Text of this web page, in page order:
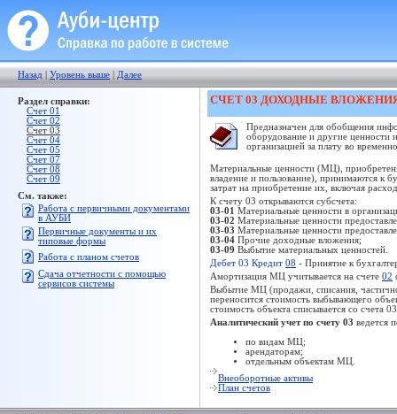
Назад Уровень выше Далее
Раздел справки:
Счет 01
Счет 02
Счет 03
Счет 04
Счет 05
Счет 07
Счет 08
Счет 09
См. также:
Работа с первичными документами
в АУБИ
Первичные документы и их
типовые формы
Работа с планом счетов
Сдача отчетности с помощью
сервисов системы
СЧЕТ 03 ДОХОДНЫЕ
Предназначен для обобщения
оборудование и другие
организацией за плату во
Материальные ценности (МЦ),
владение и пользование), принимаются к
затрат на приобретение их, включая
К счету 03 открываются субсчета:
03-01 Материальные ценности в
03-02 Материальные ценности
03-03 Материальные ценности
03-04 Прочие доходные вложения;
03-09 Выбытие материальных ценностей.
Дебет 03 Кредит 08 - Принятие к
Амортизация МЦ учитывается на счете 02
Выбытие МЦ (продажи, списания,
переносится стоимость выбывающего
стоимость объекта списывается со счета
Аналитический учет по счету 03 ведется
по видам МЦ;
арендаторам;
отдельным объектам МЦ.
Внеоборотные активы
План счетов